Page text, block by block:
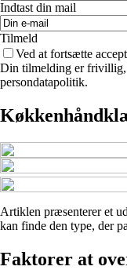
Indtast din mail
Tilmeld
Ved at fortsætte
Din tilmelding er frivillig,
persondatapolitik.
Artiklen præsenterer et
kan finde den type, der
Faktorer at